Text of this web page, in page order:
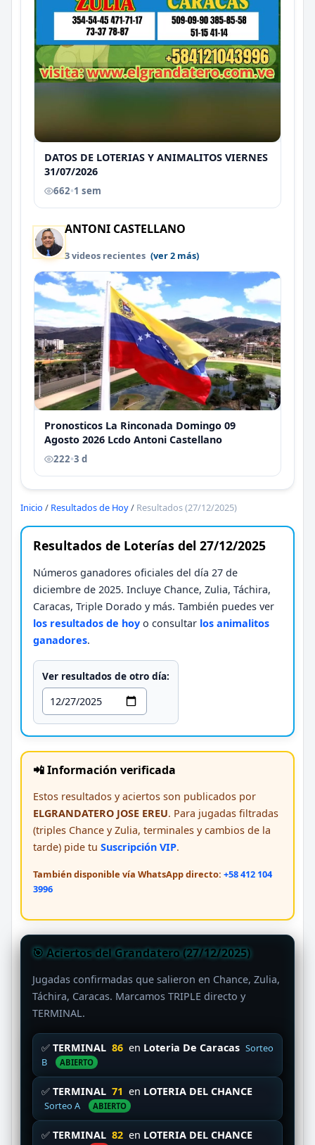
DATOS DE LOTERIAS Y ANIMALITOS VIERNES
31/07/2026
662•1 sem
ANTONI CASTELLANO
3 videos recientes (ver 2 más)
Pronosticos La Rinconada Domingo 09
Agosto 2026 Lcdo Antoni Castellano
222•3 d
Inicio / Resultados de Hoy/ Resultados (27/12/2025)
Resultados de Loterías del 27/12/2025
Números ganadores oficiales del día 27 de
diciembre de 2025. Incluye Chance, Zulia, Táchira,
Caracas, Triple Dorado y más. También puedes ver
los resultados de hoy o consultar los animalitos
ganadores.
Ver resultados de otro día:
📲 Información verificada
Estos resultados y aciertos son publicados por
ELGRANDATERO JOSE EREU. Para jugadas filtradas
(triples Chance y Zulia, terminales y cambios de la
tarde) pide tu Suscripción VIP.
También disponible vía WhatsApp directo: +58 412 104
3996
🎯 Aciertos del Grandatero (27/12/2025)
Jugadas confirmadas que salieron en Chance, Zulia,
Táchira, Caracas. Marcamos TRIPLE directo y
TERMINAL.
✅ TERMINAL 86 en Loteria De Caracas Sorteo
B
ABIERTO
✅ TERMINAL 71 en LOTERIA DEL CHANCE
Sorteo A ABIERTO
✅ TERMINAL 82 en LOTERIA DEL CHANCE